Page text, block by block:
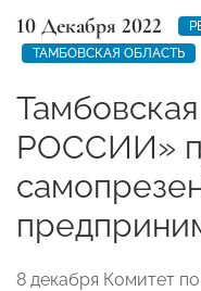
10 Декабря 2022
ТАМБОВСКАЯ ОБЛАСТЬ
РОССИИ»
8 декабря Комитет